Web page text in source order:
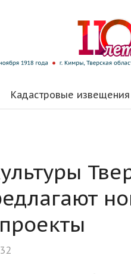
Кадастровые извещения